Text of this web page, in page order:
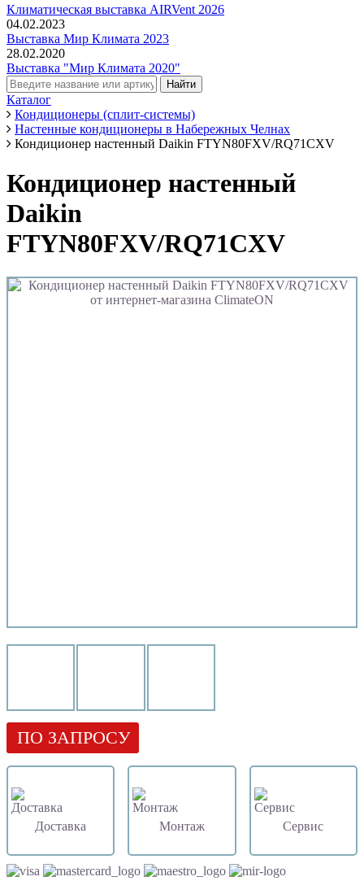
Климатическая выставка AIRVent 2026
04.02.2023
Выставка Мир Климата 2023
28.02.2020
Выставка "Мир Климата 2020"
Каталог
Кондиционеры (сплит-системы)
Настенные кондиционеры в Набережных Челнах
Кондиционер настенный Daikin FTYN80FXV/RQ71CXV
Кондиционер настенный
Daikin
FTYN80FXV/RQ71CXV
ПО ЗАПРОСУ
Доставка Монтаж Сервис